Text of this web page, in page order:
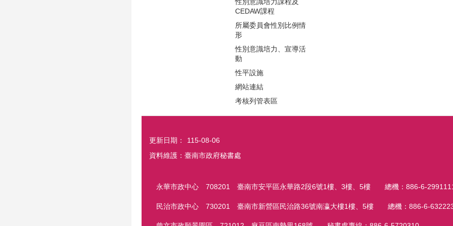
CEDAW課程
所屬委員會性別比例情
形
性別意識培力、宣導活
動
性平設施
網站連結
考核列管表區
更新日期：
115-08-06
資料維護：臺南市政府秘書處
永華市政中心 708201 臺南市安平區永華路2段6號1樓、3樓、5樓 總機：886-6-
民治市政中心 730201 臺南市新營區民治路36號南瀛大樓1樓、5樓 總機：886-6-